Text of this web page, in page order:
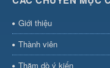
Giới thiệu
Thành viên
Thăm dò ý kiến